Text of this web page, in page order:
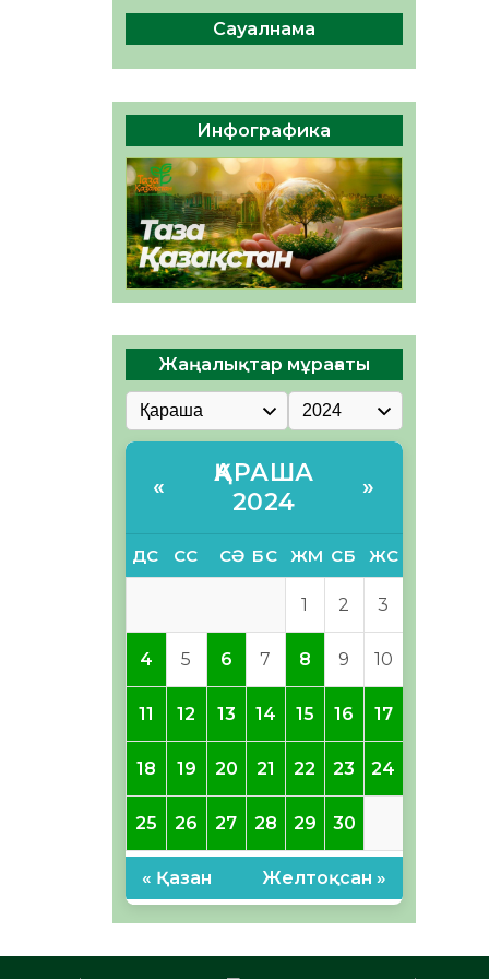
Руслан Рүстемұлы облыс
әкімінің кеңесшісі болып
тағайындалды
05.08.2026
47 0
Сауалнама
Инфографика
Жаңалықтар мұрағаты
«
ҚАРАША
2024
»
ДС СС СӘ БС ЖМ СБ ЖС
1 2 3
4 5 6 7 8 9 10
11 12 13 14 15 16 17
18 19 20 21 22 23 24
25 26 27 28 29 30
« Қазан Желтоқсан »